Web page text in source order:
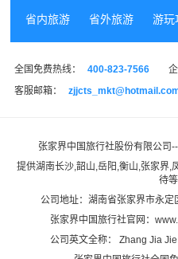
省内旅游 省外旅游 游玩
全国免费热线： 400-823-7566
客服邮箱：
张家界中国旅行社股份有限公司
提供湖南长沙,韶山,岳阳,衡山,张家界,
待
公司地址：湖南省张家界市永
张家界中国旅行社官网：
公司英文全称： Zhang Jia